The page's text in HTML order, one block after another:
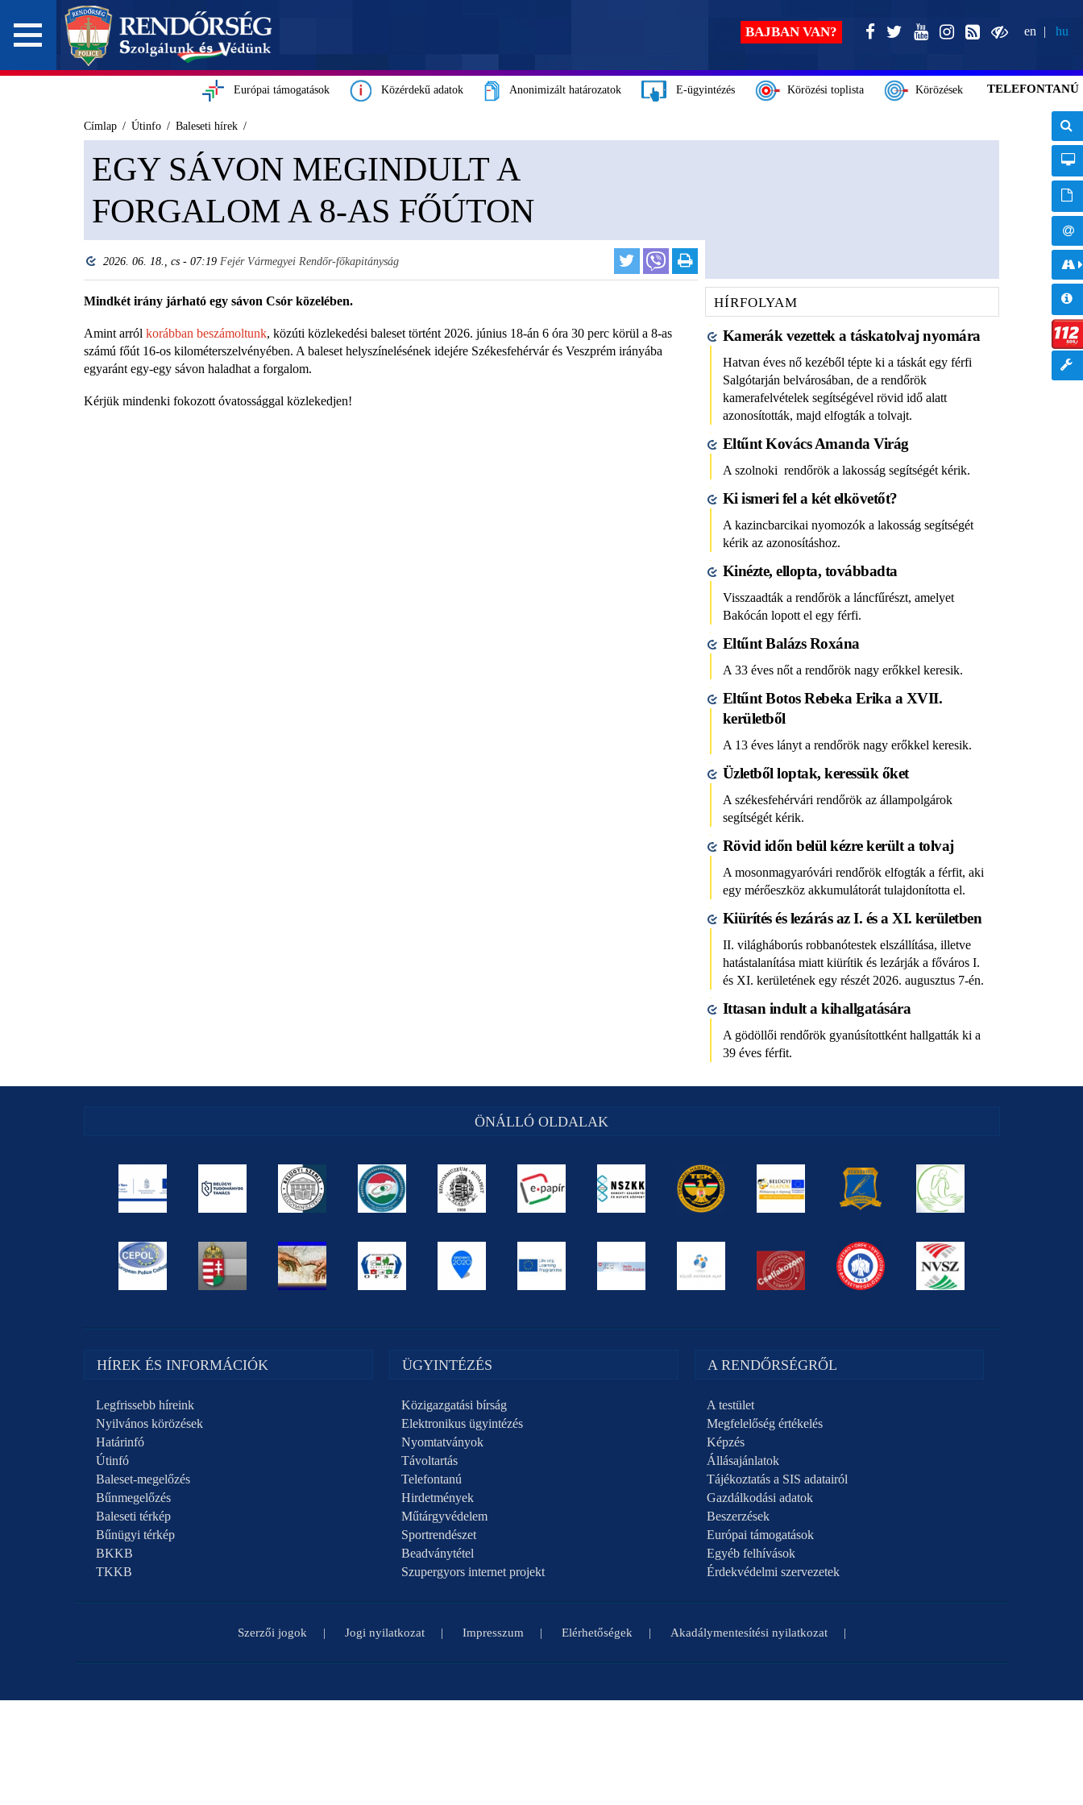
en hu
BAJBAN VAN?
Európai támogatások Közérdekű adatok Anonimizált határozatok E-ügyintézés Körözési toplista Körözések TELEFONTANÚ
Címlap Útinfo Baleseti hírek
EGY SÁVON MEGINDULT A
FORGALOM A 8-AS FŐÚTON
2026. 06. 18., cs - 07:19 Fejér Vármegyei Rendőr-főkapitányság
Mindkét irány járható egy sávon Csór közelében.
Amint arról korábban beszámoltunk, közúti közlekedési baleset történt 2026. június 18-án 6 óra 30 perc körül a 8-as
számú főút 16-os kilométerszelvényében. A baleset helyszínelésének idejére Székesfehérvár és Veszprém irányába
egyaránt egy-egy sávon haladhat a forgalom.
Kérjük mindenki fokozott óvatossággal közlekedjen!
HÍRFOLYAM
Kamerák vezettek a táskatolvaj nyomára
Hatvan éves nő kezéből tépte ki a táskát egy férfi
Salgótarján belvárosában, de a rendőrök
kamerafelvételek segítségével rövid idő alatt
azonosították, majd elfogták a tolvajt.
Eltűnt Kovács Amanda Virág
A szolnoki rendőrök a lakosság segítségét kérik.
Ki ismeri fel a két elkövetőt?
A kazincbarcikai nyomozók a lakosság segítségét
kérik az azonosításhoz.
Kinézte, ellopta, továbbadta
Visszaadták a rendőrök a láncfűrészt, amelyet
Bakócán lopott el egy férfi.
Eltűnt Balázs Roxána
A 33 éves nőt a rendőrök nagy erőkkel keresik.
Eltűnt Botos Rebeka Erika a XVII.
kerületből
A 13 éves lányt a rendőrök nagy erőkkel keresik.
Üzletből loptak, keressük őket
A székesfehérvári rendőrök az állampolgárok
segítségét kérik.
Rövid időn belül kézre került a tolvaj
A mosonmagyaróvári rendőrök elfogták a férfit, aki
egy mérőeszköz akkumulátorát tulajdonította el.
Kiürítés és lezárás az I. és a XI. kerületben
II. világháborús robbanótestek elszállítása, illetve
hatástalanítása miatt kiürítik és lezárják a főváros I.
és XI. kerületének egy részét 2026. augusztus 7-én.
Ittasan indult a kihallgatására
A gödöllői rendőrök gyanúsítottként hallgatták ki a
39 éves férfit.
ÖNÁLLÓ OLDALAK
HÍREK ÉS INFORMÁCIÓK
Legfrissebb híreink
Nyilvános körözések
Határinfó
Útinfó
Baleset-megelőzés
Bűnmegelőzés
Baleseti térkép
Bűnügyi térkép
BKKB
TKKB
ÜGYINTÉZÉS
Közigazgatási bírság
Elektronikus ügyintézés
Nyomtatványok
Távoltartás
Telefontanú
Hirdetmények
Műtárgyvédelem
Sportrendészet
Beadványtétel
Szupergyors internet projekt
A RENDŐRSÉGRŐL
A testület
Megfelelőség értékelés
Képzés
Állásajánlatok
Tájékoztatás a SIS adatairól
Gazdálkodási adatok
Beszerzések
Európai támogatások
Egyéb felhívások
Érdekvédelmi szervezetek
Szerzői jogok Jogi nyilatkozat Impresszum Elérhetőségek Akadálymentesítési nyilatkozat